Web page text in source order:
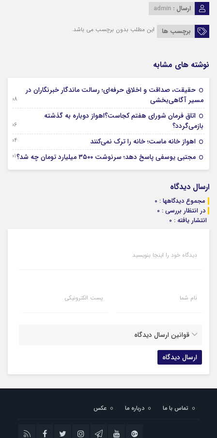
ارسال : admin
برچسب ها این مطلب بدون برچسب می باشد.
نوشته های مشابه
حقیقت، صداقت و اخلاق حرفه‌ای؛ رسالت ماندگار خبرنگاران در
مسیر آگاهی‌بخشی
08 آگوست 2026
اتاق فرمان شورای هفتم کجاست؟اهواز دوباره به گذشته
بازمی‌گردد؟
06 آگوست 2026
اهواز خانه ماست؛ خانه را ترک نمی‌کنند 04 آگوست 2026
مجتبی یوسفی پاسخ دهد؛ سرنوشت ۳۵۰۰ میلیارد تومان چه شد؟ 01 آگوست 2026
ارسال دیدگاه
مجموع دیدگاهها : 0
در انتظار بررسی : 0
انتشار یافته : 0
دیدگاه خود را اینجا بنویسید
نام شما پست الکترونیکی
قوانین ارسال دیدگاه
تماس با ما درباره ما عکس